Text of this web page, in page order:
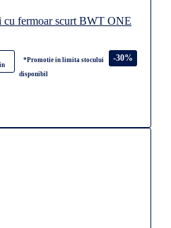
cu fermoar scurt BWT ONE
*Promotie in limita stocului
disponibil
-30%